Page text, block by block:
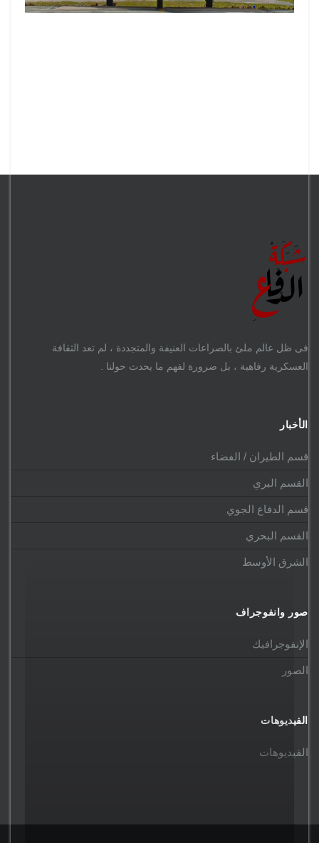
فى ظل عالم ملئ بالصراعات العنيفة والمتجددة ، لم تعد الثقافة
العسكرية رفاهية ، بل ضرورة لفهم ما يحدث حولنا .
الأخبار
قسم الطيران / الفضاء
القسم البري
قسم الدفاع الجوي
القسم البحري
الشرق الأوسط
صور وانفوجراف
الإنفوجرافيك
الصور
الفيديوهات
الفيديوهات